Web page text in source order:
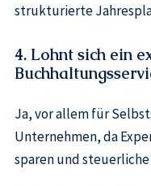
strukturierte
4. Lohnt sich ein
Ja, vor allem für
Unternehmen, da
sparen und